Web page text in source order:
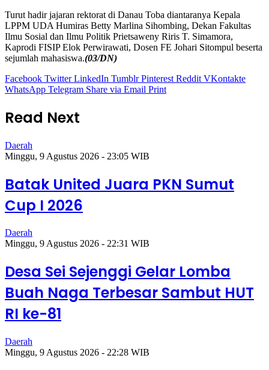
Turut hadir jajaran rektorat di Danau Toba diantaranya Kepala
LPPM UDA Humiras Betty Marlina Sihombing, Dekan Fakultas
Ilmu Sosial dan Ilmu Politik Prietsaweny Riris T. Simamora,
Kaprodi FISIP Elok Perwirawati, Dosen FE Johari Sitompul beserta
sejumlah mahasiswa.(03/DN)
Facebook Twitter LinkedIn Tumblr Pinterest Reddit VKontakte
WhatsApp Telegram Share via Email Print
Read Next
Daerah
Minggu, 9 Agustus 2026 - 23:05 WIB
Batak United Juara PKN Sumut
Cup I 2026
Daerah
Minggu, 9 Agustus 2026 - 22:31 WIB
Desa Sei Sejenggi Gelar Lomba
Buah Naga Terbesar Sambut HUT
RI ke-81
Daerah
Minggu, 9 Agustus 2026 - 22:28 WIB